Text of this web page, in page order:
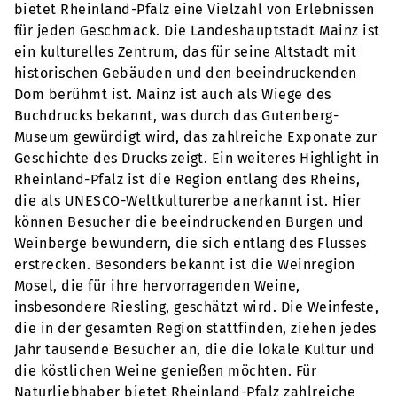
bietet Rheinland-Pfalz eine Vielzahl von Erlebnissen
für jeden Geschmack. Die Landeshauptstadt Mainz ist
ein kulturelles Zentrum, das für seine Altstadt mit
historischen Gebäuden und den beeindruckenden
Dom berühmt ist. Mainz ist auch als Wiege des
Buchdrucks bekannt, was durch das Gutenberg-
Museum gewürdigt wird, das zahlreiche Exponate zur
Geschichte des Drucks zeigt. Ein weiteres Highlight in
Rheinland-Pfalz ist die Region entlang des Rheins,
die als UNESCO-Weltkulturerbe anerkannt ist. Hier
können Besucher die beeindruckenden Burgen und
Weinberge bewundern, die sich entlang des Flusses
erstrecken. Besonders bekannt ist die Weinregion
Mosel, die für ihre hervorragenden Weine,
insbesondere Riesling, geschätzt wird. Die Weinfeste,
die in der gesamten Region stattfinden, ziehen jedes
Jahr tausende Besucher an, die die lokale Kultur und
die köstlichen Weine genießen möchten. Für
Naturliebhaber bietet Rheinland-Pfalz zahlreiche